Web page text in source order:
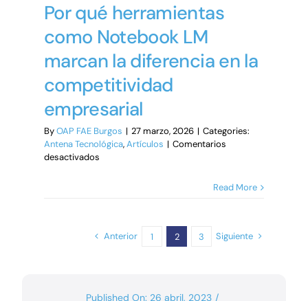
Por qué herramientas
como Notebook LM
marcan la diferencia en la
competitividad
empresarial
ByOAP FAE Burgos | 27 marzo, 2026 | Categories:
Antena Tecnológica,Artículos | Comentarios
desactivadosen
LM
Read More
Anterior 1 2 3 Siguiente
Published On: 26 abril, 2023 /